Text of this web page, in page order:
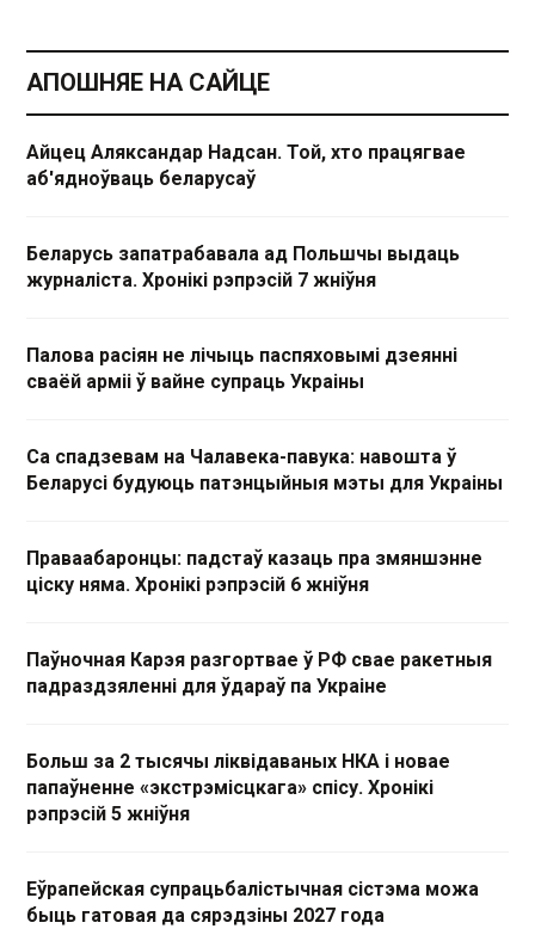
АПОШНЯЕ НА САЙЦЕ
Айцец Аляксандар Надсан. Той, хто працягвае
аб'ядноўваць беларусаў
Беларусь запатрабавала ад Польшчы выдаць
журналіста. Хронікі рэпрэсій 7 жніўня
Палова расіян не лічыць паспяховымі дзеянні
сваёй арміі ў вайне супраць Украіны
Са спадзевам на Чалавека-павука: навошта ў
Беларусі будуюць патэнцыйныя мэты для Украіны
Праваабаронцы: падстаў казаць пра змяншэнне
ціску няма. Хронікі рэпрэсій 6 жніўня
Паўночная Карэя разгортвае ў РФ свае ракетныя
падраздзяленні для ўдараў па Украіне
Больш за 2 тысячы ліквідаваных НКА і новае
папаўненне «экстрэмісцкага» спісу. Хронікі
рэпрэсій 5 жніўня
Еўрапейская супрацьбалістычная сістэма можа
быць гатовая да сярэдзіны 2027 года